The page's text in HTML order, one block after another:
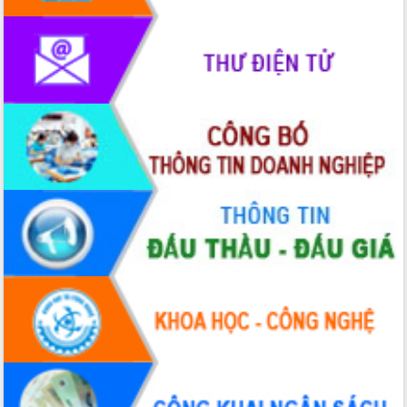
mặt Đoàn chuyên gia y tế TP. Hồ Chí
Minh
Lễ truy điệu và an táng hài cốt liệt sĩ
tại Nghĩa trang Liệt sĩ xã Sơn Hòa
Bàn giải pháp tháo gỡ khó khăn trong
xuất khẩu sầu riêng và triển khai quy
định EUDR
Thứ trưởng Bộ Nông nghiệp và Môi
trường Nguyễn Hoàng Hiệp khảo sát
vùng trồng và doanh nghiệp đóng gói
sầu riêng tại Đắk Lắk
Trình diễn nghệ thuật chế biến các
món ăn từ sầu riêng
Đắk Lắk công bố Quy hoạch và xúc
tiến đầu tư tỉnh
Ngành cá ngừ Đắk Lắk chủ động thích
ứng để giữ vững thị trường xuất khẩu
Diễn đàn Kinh tế tư nhân Việt Nam đột
phá cơ chế - Hợp tác công tư
Đề án 06 tạo bước ngoặt đột phá trong